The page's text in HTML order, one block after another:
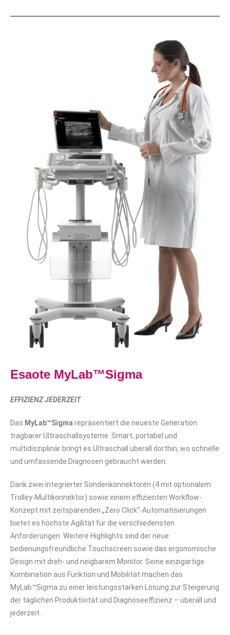
Esaote MyLab™Sigma
EFFIZIENZ JEDERZEIT
Das MyLab™Sigma repräsentiert die neueste Generation
tragbarer Ultraschallsysteme. Smart, portabel und
multidisziplinär bringt es Ultraschall überall dorthin, wo schnelle
und umfassende Diagnosen gebraucht werden.
Dank zwei integrierter Sondenkonnektoren (4 mit optionalem
Trolley-Multikonnektor) sowie einem effizienten Workflow-
Konzept mit zeitsparenden „Zero Click“-Automatisierungen
bietet es höchste Agilität für die verschiedensten
Anforderungen. Weitere Highlights sind der neue
bedienungsfreundliche Touchscreen sowie das ergonomische
Design mit dreh- und neigbarem Monitor. Seine einzigartige
Kombination aus Funktion und Mobilität machen das
MyLab™Sigma zu einer leistungsstarken Lösung zur Steigerung
der täglichen Produktivität und Diagnoseeffizienz – überall und
jederzeit.